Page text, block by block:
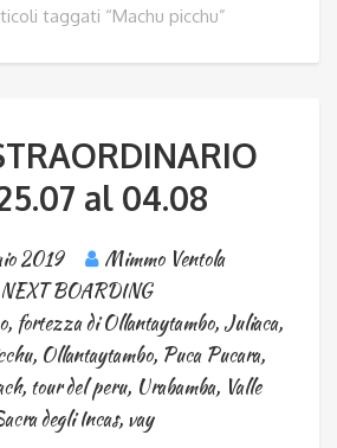
taggati “Machu picchu”
al 04.08
2019
Mimmo Ventola
NEXT BOARDING
, fortezza di Ollantaytambo, Juliaca,
, Ollantaytambo, Puca Pucara,
, tour del peru, Urabamba, Valle
degli Incas, vay